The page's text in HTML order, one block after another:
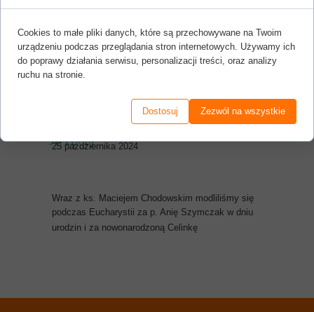
25 października 2024
Wspólna modlitwa na Mszy
świętej
Wraz z ks. Maciejem Chodowskim modliliśmy się
podczas Eucharystii za p. Anię Szymczak w dniu
urodzin i za nowonarodzoną Celinkę
Cookies to małe pliki danych, które są przechowywane na Twoim
urządzeniu podczas przeglądania stron internetowych. Używamy ich
do poprawy działania serwisu, personalizacji treści, oraz analizy
ruchu na stronie.
Dostosuj Zezwól na wszystkie